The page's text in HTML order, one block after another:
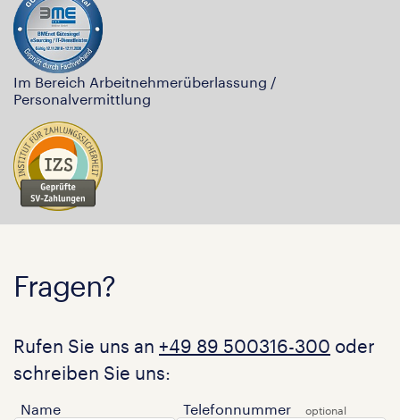
Im Bereich Arbeitnehmerüberlassung /
Personalvermittlung
Fragen?
Rufen Sie uns an +49 89 500316-300 oder
schreiben Sie uns:
Name Telefonnummer